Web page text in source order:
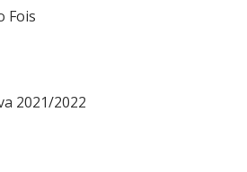
Fois
2021/2022